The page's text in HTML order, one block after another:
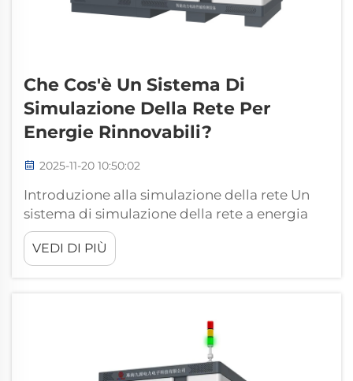
Che Cos'è Un Sistema Di
Simulazione Della Rete Per
Energie Rinnovabili?
2025-11-20 10:50:02
Introduzione alla simulazione della rete Un
sistema di simulazione della rete a energia
rinnovabile è un'apparecchiatura avanzata
progettata per riprodurre le condizioni di
una rete elettrica. La sua funzione principale
VEDI DI PIÙ